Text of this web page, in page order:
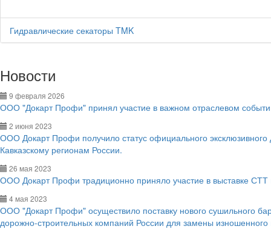
Гидравлические секаторы TMK
Новости
9 февраля 2026
ООО "Докарт Профи" принял участие в важном отраслевом
2 июня 2023
ООО Докарт Профи получило статус официального
Кавказскому регионам России.
26 мая 2023
ООО Докарт Профи традиционно приняло участие в выставке СТТ
4 мая 2023
ООО "Докарт Профи" осуществило поставку нового сушильного
дорожно-строительных компаний России для замены